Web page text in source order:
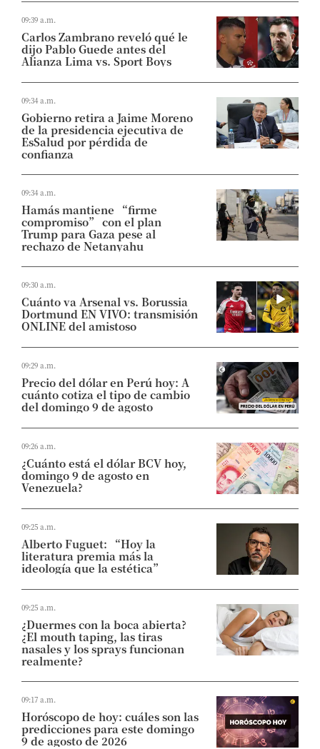
09:39 a.m.
Carlos Zambrano reveló qué le
dijo Pablo Guede antes del
Alianza Lima vs. Sport Boys
09:34 a.m.
Gobierno retira a Jaime Moreno
de la presidencia ejecutiva de
EsSalud por pérdida de
confianza
09:34 a.m.
Hamás mantiene “firme
compromiso” con el plan
Trump para Gaza pese al
rechazo de Netanyahu
09:30 a.m.
Cuánto va Arsenal vs. Borussia
Dortmund EN VIVO: transmisión
ONLINE del amistoso
09:29 a.m.
Precio del dólar en Perú hoy: A
cuánto cotiza el tipo de cambio
del domingo 9 de agosto
09:26 a.m.
¿Cuánto está el dólar BCV hoy,
domingo 9 de agosto en
Venezuela?
09:25 a.m.
Alberto Fuguet: “Hoy la
literatura premia más la
ideología que la estética”
09:25 a.m.
¿Duermes con la boca abierta?
¿El mouth taping, las tiras
nasales y los sprays funcionan
realmente?
09:17 a.m.
Horóscopo de hoy: cuáles son las
predicciones para este domingo
9 de agosto de 2026